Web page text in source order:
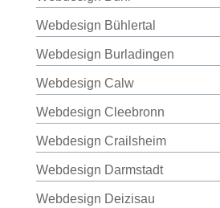
Webdesign Bühlertal
Webdesign Burladingen
Webdesign Calw
Webdesign Cleebronn
Webdesign Crailsheim
Webdesign Darmstadt
Webdesign Deizisau